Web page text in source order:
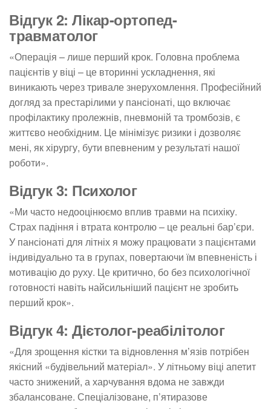
Відгук 2: Лікар-ортопед-
травматолог
«Операція – лише перший крок. Головна проблема
пацієнтів у віці – це вторинні ускладнення, які
виникають через тривале знерухомлення. Професійний
догляд за престарілими у пансіонаті, що включає
профілактику пролежнів, пневмоній та тромбозів, є
життєво необхідним. Це мінімізує ризики і дозволяє
мені, як хірургу, бути впевненим у результаті нашої
роботи».
Відгук 3: Психолог
«Ми часто недооцінюємо вплив травми на психіку.
Страх падіння і втрата контролю – це реальні бар’єри.
У пансіонаті для літніх я можу працювати з пацієнтами
індивідуально та в групах, повертаючи їм впевненість і
мотивацію до руху. Це критично, бо без психологічної
готовності навіть найсильніший пацієнт не зробить
перший крок».
Відгук 4: Дієтолог-реабілітолог
«Для зрощення кістки та відновлення м’язів потрібен
якісний «будівельний матеріал». У літньому віці апетит
часто знижений, а харчування вдома не завжди
збалансоване. Спеціалізоване, п’ятиразове